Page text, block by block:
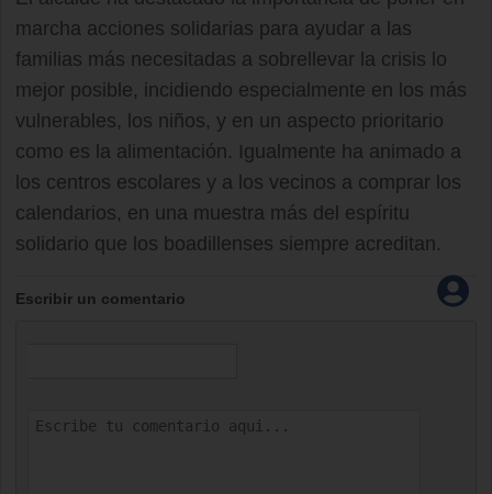
marcha acciones solidarias para ayudar a las
familias más necesitadas a sobrellevar la crisis lo
mejor posible, incidiendo especialmente en los más
vulnerables, los niños, y en un aspecto prioritario
como es la alimentación. Igualmente ha animado a
los centros escolares y a los vecinos a comprar los
calendarios, en una muestra más del espíritu
solidario que los boadillenses siempre acreditan.
Escribir un comentario